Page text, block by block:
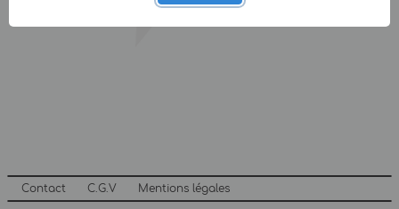
Contact C.G.V Mentions légales